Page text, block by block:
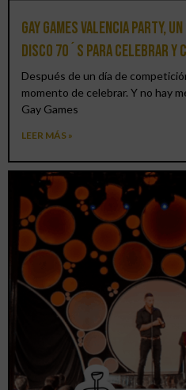
Gay Games Valencia Party,
DISCO 70´S para celebrar
Después de un día de
momento de celebrar. Y no hay
Gay Games
LEER MÁS »